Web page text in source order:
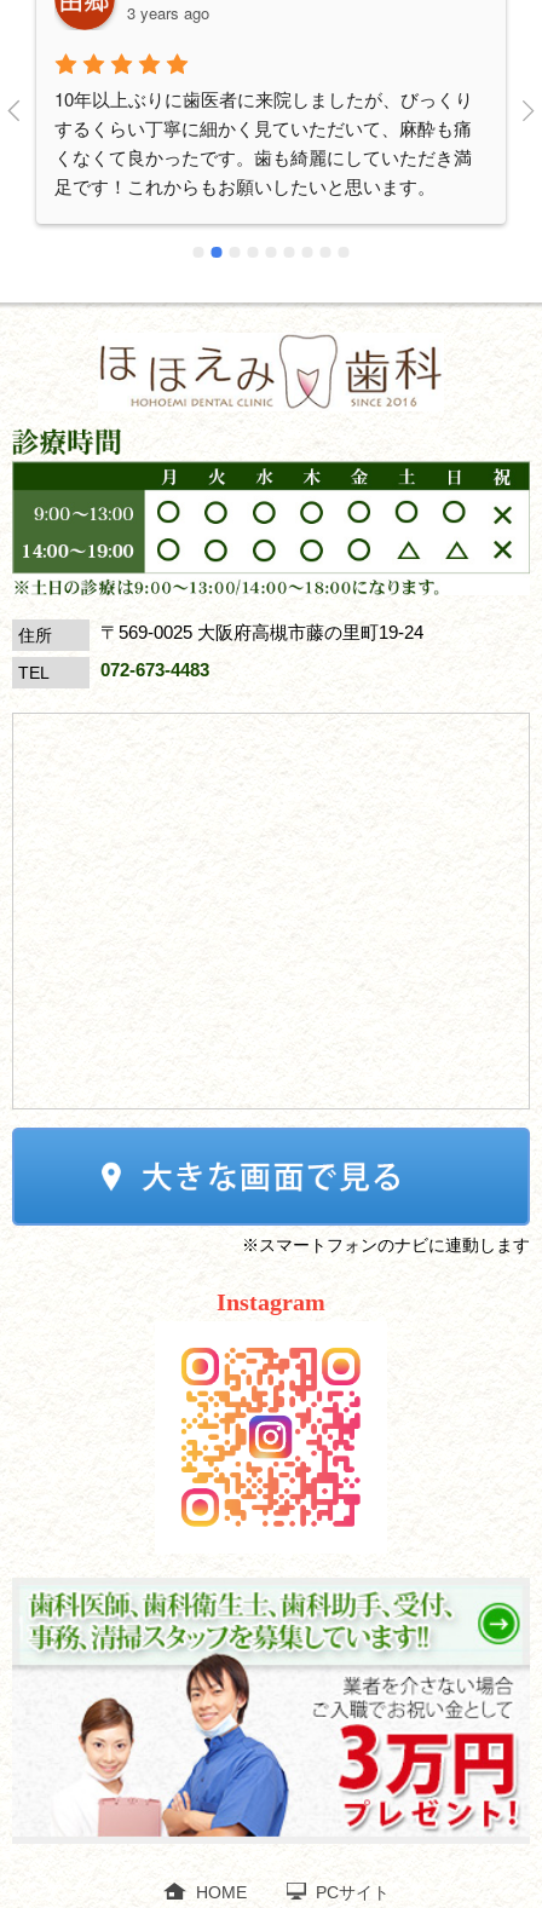
3 years ago
10年以上ぶりに歯医者に来院しましたが、びっくり
するくらい丁寧に細かく見ていただいて、麻酔も痛
くなくて良かったです。歯も綺麗にしていただき満
足です！これからもお願いしたいと思います。
住所 〒569-0025 大阪府高槻市藤の里町19-24
TEL 072-673-4483
※スマートフォンのナビに連動します
Instagram
HOME PCサイト